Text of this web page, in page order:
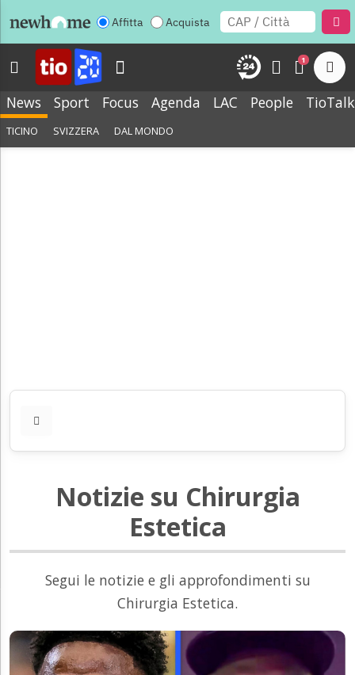
Affitta Acquista
1
News Sport Focus Agenda LAC People TioTalk
TICINO SVIZZERA DAL MONDO
Notizie su Chirurgia
Estetica
Segui le notizie e gli approfondimenti su
Chirurgia Estetica.